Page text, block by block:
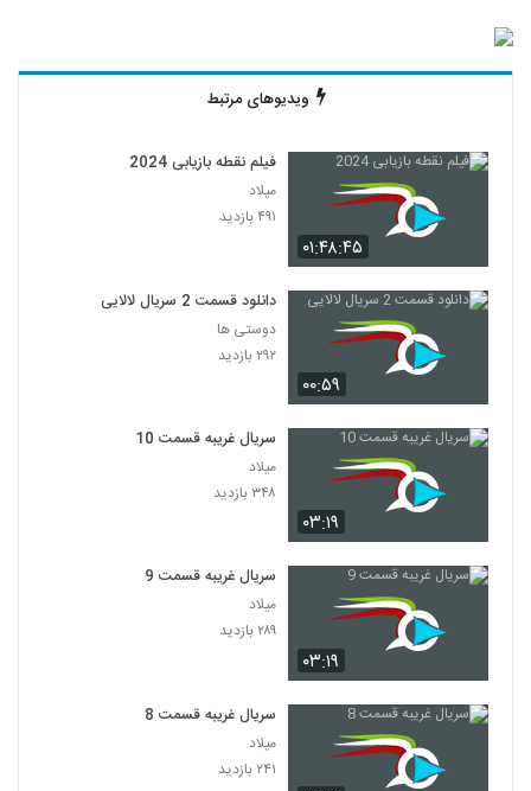
ویدیوهای مرتبط
۰۱:۴۸:۴۵
فیلم نقطه بازیابی 2024
میلاد
۴۹۱ بازدید
۰۰:۵۹
دانلود قسمت 2 سریال لالایی
دوستی ها
۲۹۲ بازدید
۰۳:۱۹
سریال غریبه قسمت 10
میلاد
۳۴۸ بازدید
۰۳:۱۹
سریال غریبه قسمت 9
میلاد
۲۸۹ بازدید
سریال غریبه قسمت 8
میلاد
۲۴۱ بازدید